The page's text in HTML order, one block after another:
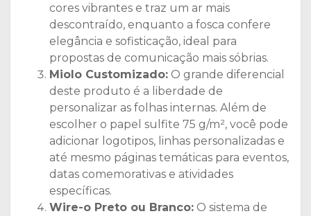
cores vibrantes e traz um ar mais
descontraído, enquanto a fosca confere
elegância e sofisticação, ideal para
propostas de comunicação mais sóbrias.
Miolo Customizado: O grande diferencial
deste produto é a liberdade de
personalizar as folhas internas. Além de
escolher o papel sulfite 75 g/m², você pode
adicionar logotipos, linhas personalizadas e
até mesmo páginas temáticas para eventos,
datas comemorativas e atividades
específicas.
Wire-o Preto ou Branco: O sistema de